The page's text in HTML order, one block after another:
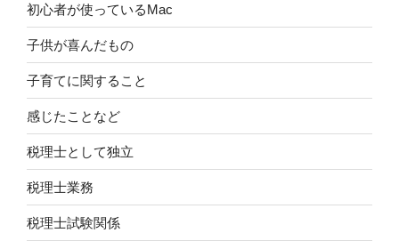
初心者が使っているMac
子供が喜んだもの
子育てに関すること
感じたことなど
税理士として独立
税理士業務
税理士試験関係